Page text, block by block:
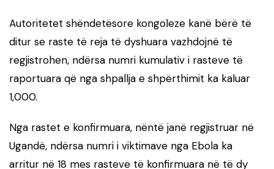
Autoritetet shëndetësore kongoleze kanë bërë të
ditur se raste të reja të dyshuara vazhdojnë të
regjistrohen, ndërsa numri kumulativ i rasteve të
raportuara që nga shpallja e shpërthimit ka kaluar
1,000.
Nga rastet e konfirmuara, nëntë janë regjistruar në
Ugandë, ndërsa numri i viktimave nga Ebola ka
arritur në 18 mes rasteve të konfirmuara në të dy